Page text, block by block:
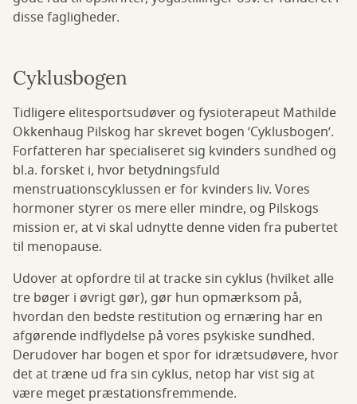
disse fagligheder.
Cyklusbogen
Tidligere elitesportsudøver og fysioterapeut Mathilde
Okkenhaug Pilskog har skrevet bogen ’Cyklusbogen’.
Forfatteren har specialiseret sig kvinders sundhed og
bl.a. forsket i, hvor betydningsfuld
menstruationscyklussen er for kvinders liv. Vores
hormoner styrer os mere eller mindre, og Pilskogs
mission er, at vi skal udnytte denne viden fra pubertet
til menopause.
Udover at opfordre til at tracke sin cyklus (hvilket alle
tre bøger i øvrigt gør), gør hun opmærksom på,
hvordan den bedste restitution og ernæring har en
afgørende indflydelse på vores psykiske sundhed.
Derudover har bogen et spor for idrætsudøvere, hvor
det at træne ud fra sin cyklus, netop har vist sig at
være meget præstationsfremmende.